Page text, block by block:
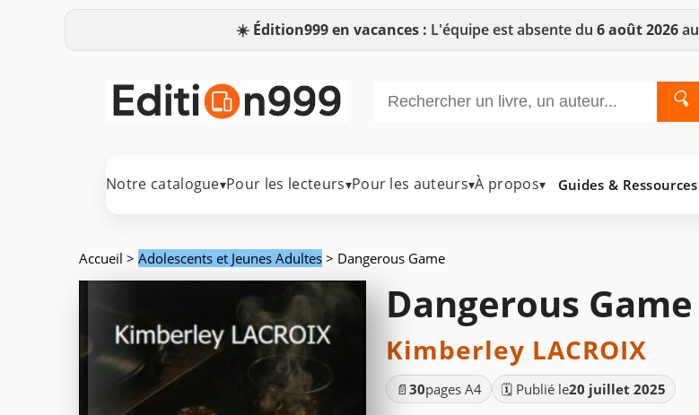
☀️ Édition999 en vacances : L'équipe est absente du 6 août 2026au
🔍
Notre catalogue▾Pour les lecteurs▾Pour les auteurs▾À propos▾ Guides & Ressources
Accueil > Adolescents et Jeunes Adultes > Dangerous Game
Dangerous Game
Kimberley LACROIX
📄 30pages A4 🗓️ Publié le20 juillet 2025